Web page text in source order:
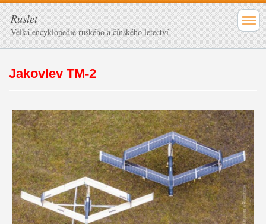
Ruslet
Velká encyklopedie ruského a čínského letectví
Jakovlev TM-2